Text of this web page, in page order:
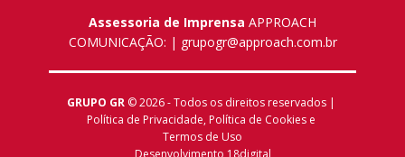
Assessoria de Imprensa APPROACH
COMUNICAÇÃO: | grupogr@approach.com.br
GRUPO GR © 2026 - Todos os direitos reservados |
Política de Privacidade, Política de Cookies e
Termos de Uso
Desenvolvimento 18digital